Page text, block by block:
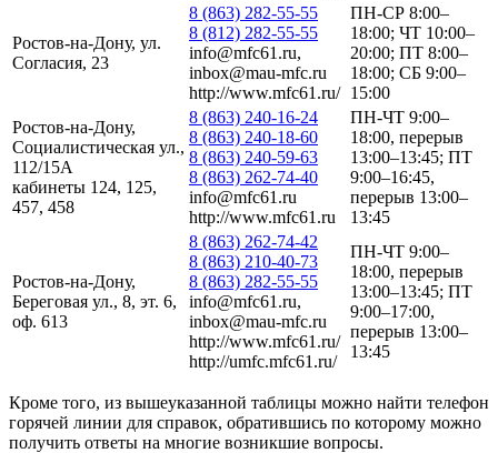
Ростов-на-Дону, ул.
Согласия, 23
8 (863) 282-55-55
8 (812) 282-55-55
info@mfc61.ru,
inbox@mau-mfc.ru
http://www.mfc61.ru/
ПН-СР 8:00–
18:00; ЧТ 10:00–
20:00; ПТ 8:00–
18:00; СБ 9:00–
15:00
Ростов-на-Дону,
Социалистическая ул.,
112/15А
кабинеты 124, 125,
457, 458
8 (863) 240-16-24
8 (863) 240-18-60
8 (863) 240-59-63
8 (863) 262-74-40
info@mfc61.ru
http://www.mfc61.ru
ПН-ЧТ 9:00–
18:00, перерыв
13:00–13:45; ПТ
9:00–16:45,
перерыв 13:00–
13:45
Ростов-на-Дону,
Береговая ул., 8, эт. 6,
оф. 613
8 (863) 262-74-42
8 (863) 210-40-73
8 (863) 282-55-55
info@mfc61.ru,
inbox@mau-mfc.ru
http://www.mfc61.ru/
http://umfc.mfc61.ru/
ПН-ЧТ 9:00–
18:00, перерыв
13:00–13:45; ПТ
9:00–17:00,
перерыв 13:00–
13:45
Кроме того, из вышеуказанной таблицы можно найти телефон
горячей линии для справок, обратившись по которому можно
получить ответы на многие возникшие вопросы.